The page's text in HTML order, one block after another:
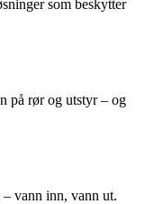
som beskytter
på rør og utstyr – og
vann inn, vann ut.